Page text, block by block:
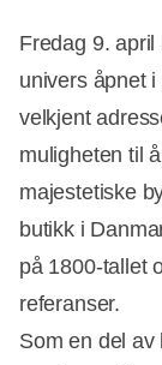
Fredag 9.
univers åpnet
velkjent
muligheten til
majestetiske
butikk i
på 1800-tallet
referanser.
Som en del